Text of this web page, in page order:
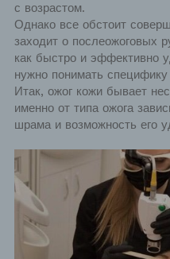
с возрастом.
Однако все обстоит
заходит о послеожоговых
как быстро и эффективно
нужно понимать специфику
Итак, ожог кожи бывает
именно от типа ожога
шрама и возможность его